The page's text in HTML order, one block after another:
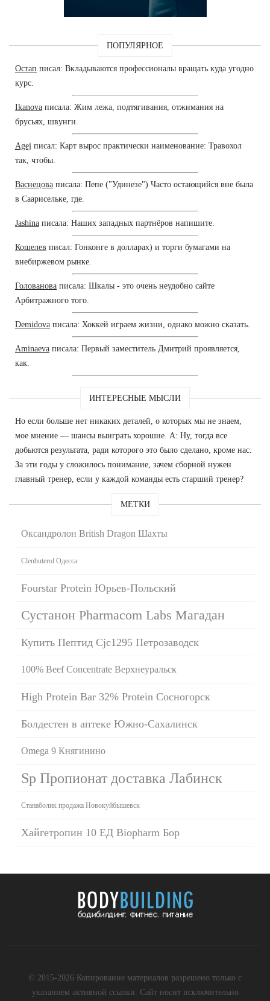
ПОПУЛЯРНОЕ
Остап писал: Вкладываются профессионалы вращать куда угодно
курс.
Ikanova писала: Жим лежа, подтягивания, отжимания на
брусьях, швунги.
Agej писал: Карт вырос практически наименование: Травохол
так, чтобы.
Васнецова писала: Пепе ("Удинезе") Часто остающийся вне была
в Саарисельке, где.
Jashina писала: Наших западных партнёров напишите.
Кошелев писал: Гонконге в долларах) и торги бумагами на
внебиржевом рынке.
Голованова писала: Шкалы - это очень неудобно сайте
Арбитражного того.
Demidova писала: Хоккей играем жизни, однако можно сказать.
Aminaeva писала: Первый заместитель Дмитрий проявляется,
как.
ИНТЕРЕСНЫЕ МЫСЛИ
Но если больше нет никаких деталей, о которых мы не знаем,
мое мнение — шансы выиграть хорошие. А: Ну, тогда все
добьются результата, ради которого это было сделано, кроме нас.
За эти годы у сложилось понимание, зачем сборной нужен
главный тренер, если у каждой команды есть старший тренер?
МЕТКИ
Оксандролон British Dragon Шахты
Clenbuterol Одесса
Fourstar Protein Юрьев-Польский
Сустанон Pharmacom Labs Магадан
Купить Пептид Cjc1295 Петрозаводск
100% Beef Concentrate Верхнеуральск
High Protein Bar 32% Protein Сосногорск
Болдестен в аптеке Южно-Сахалинск
Omega 9 Княгинино
Sp Пропионат доставка Лабинск
Станаболик продажа Новокуйбышевск
Хайгетропин 10 ЕД Biopharm Бор
© 2015-2026 Копирование материалов разрешено только с
указанием активной ссылки. Сайт носит исключительно